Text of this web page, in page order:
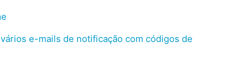
e-mails de notificação com códigos de